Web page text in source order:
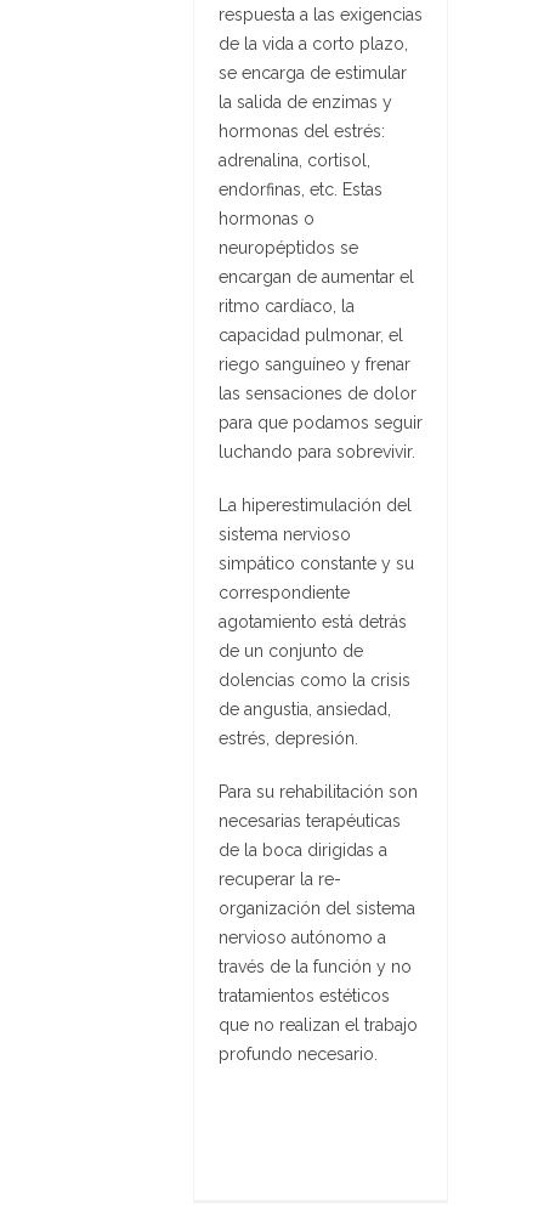
respuesta a las exigencias
de la vida a corto plazo,
se encarga de estimular
la salida de enzimas y
hormonas del estrés:
adrenalina, cortisol,
endorfinas, etc. Estas
hormonas o
neuropéptidos se
encargan de aumentar el
ritmo cardíaco, la
capacidad pulmonar, el
riego sanguíneo y frenar
las sensaciones de dolor
para que podamos seguir
luchando para sobrevivir.
La hiperestimulación del
sistema nervioso
simpático constante y su
correspondiente
agotamiento está detrás
de un conjunto de
dolencias como la crisis
de angustia, ansiedad,
estrés, depresión.
Para su rehabilitación son
necesarias terapéuticas
de la boca dirigidas a
recuperar la re-
organización del sistema
nervioso autónomo a
través de la función y no
tratamientos estéticos
que no realizan el trabajo
profundo necesario.